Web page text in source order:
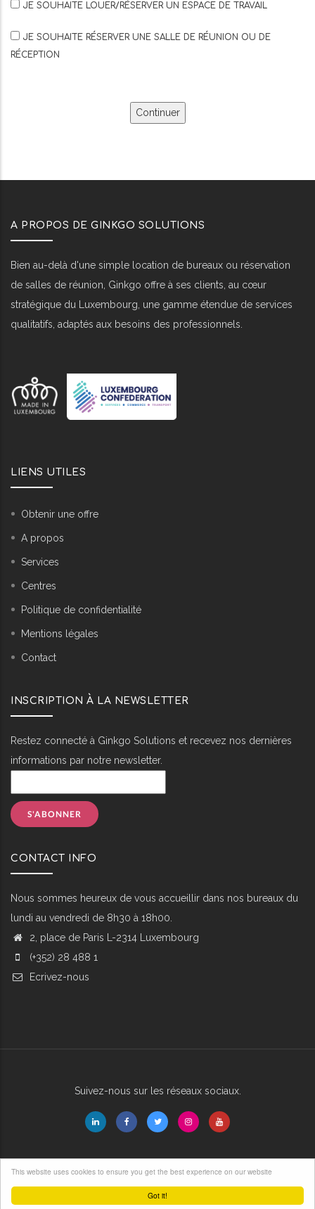
Got it!
This website uses cookies to ensure you get the best experience on our website
JE SOUHAITE LOUER/RÉSERVER UN ESPACE DE TRAVAIL
JE SOUHAITE RÉSERVER UNE SALLE DE RÉUNION OU DE
RÉCEPTION
A PROPOS DE GINKGO SOLUTIONS
Bien au-delà d'une simple location de bureaux ou réservation
de salles de réunion, Ginkgo offre à ses clients, au cœur
stratégique du Luxembourg, une gamme étendue de services
qualitatifs, adaptés aux besoins des professionnels.
LIENS UTILES
Obtenir une offre
A propos
Services
Centres
Politique de confidentialité
Mentions légales
Contact
INSCRIPTION À LA NEWSLETTER
Restez connecté à Ginkgo Solutions et recevez nos dernières
informations par notre newsletter.
CONTACT INFO
Nous sommes heureux de vous accueillir dans nos bureaux du
lundi au vendredi de 8h30 à 18h00.
2, place de Paris L-2314 Luxembourg
(+352) 28 488 1
Ecrivez-nous
Suivez-nous sur les réseaux sociaux.
© Copyright 2025. All Rights Reserved.Website by kosmo.lu